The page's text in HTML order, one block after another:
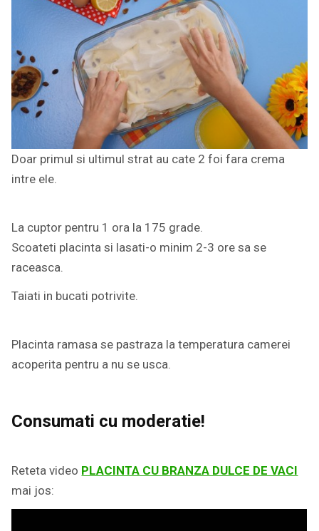
Doar primul si ultimul strat au cate 2 foi fara crema
intre ele.
La cuptor pentru 1 ora la 175 grade.
Scoateti placinta si lasati-o minim 2-3 ore sa se
raceasca.
Taiati in bucati potrivite.
Placinta ramasa se pastraza la temperatura camerei
acoperita pentru a nu se usca.
Consumati cu moderatie!
Reteta video PLACINTA CU BRANZA DULCE DE VACI
mai jos: